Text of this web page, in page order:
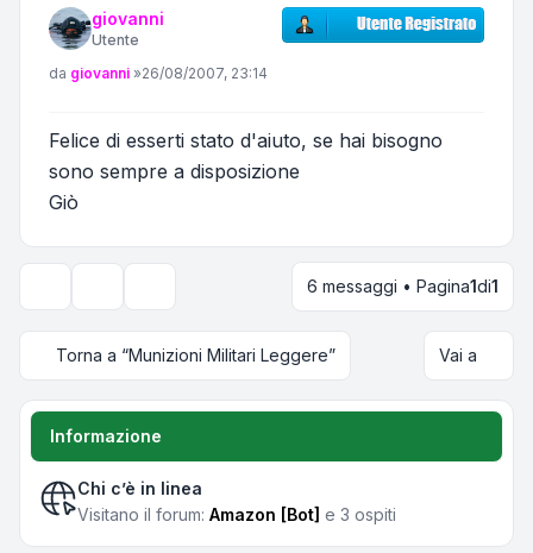
giovanni
Utente
Messaggio
da giovanni »26/08/2007, 23:14
Felice di esserti stato d'aiuto, se hai bisogno
sono sempre a disposizione
Giò
Opzioni di visualizzazione e ordinamento
6 messaggi • Pagina1di1
Torna a “Munizioni Militari Leggere” Vai a
Informazione
Chi c’è in linea
Visitano il forum: Amazon [Bot] e 3 ospiti